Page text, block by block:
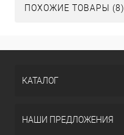
ПОХОЖИЕ ТОВАРЫ (8)
КАТАЛОГ
НАШИ ПРЕДЛОЖЕНИЯ